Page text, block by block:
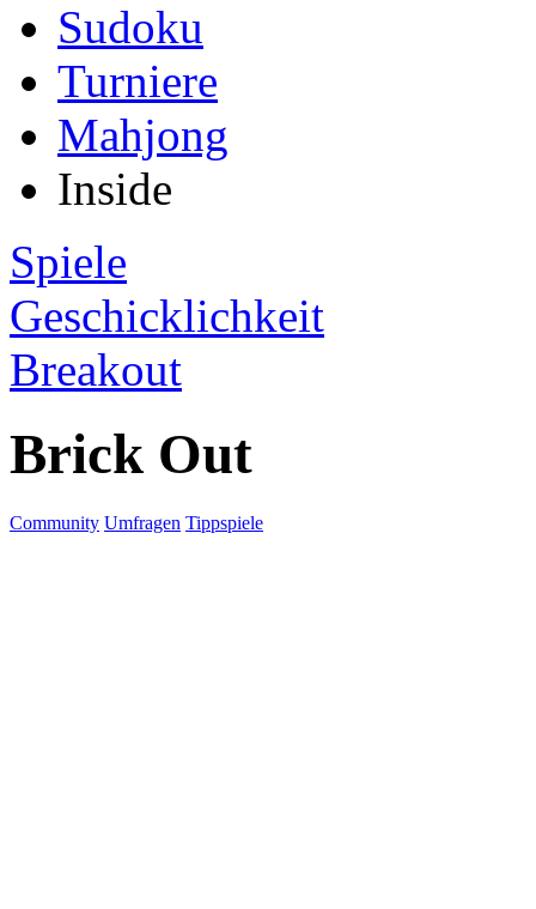
Sudoku
Turniere
Mahjong
Inside
Spiele
Geschicklichkeit
Breakout
Brick Out
Community Umfragen Tippspiele